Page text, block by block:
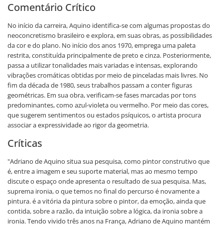
Comentário Crítico
No início da carreira, Aquino identifica-se com algumas propostas do
neoconcretismo brasileiro e explora, em suas obras, as possibilidades
da cor e do plano. No início dos anos 1970, emprega uma paleta
restrita, constituída principalmente de preto e cinza. Posteriormente,
passa a utilizar tonalidades mais variadas e intensas, explorando
vibrações cromáticas obtidas por meio de pinceladas mais livres. No
fim da década de 1980, seus trabalhos passam a conter figuras
geométricas. Em sua obra, verificam-se fases marcadas por tons
predominantes, como azul-violeta ou vermelho. Por meio das cores,
que sugerem sentimentos ou estados psíquicos, o artista procura
associar a expressividade ao rigor da geometria.
Críticas
"Adriano de Aquino situa sua pesquisa, como pintor construtivo que
é, entre a imagem e seu suporte material, mas ao mesmo tempo
discute o espaço onde apresenta o resultado de sua pesquisa. Mas,
suprema ironia, o que temos no final do percurso é novamente a
pintura. é a vitória da pintura sobre o pintor, da emoção, ainda que
contida, sobre a razão, da intuição sobre a lógica, da ironia sobre a
ironia. Tendo vivido três anos na França, Adriano de Aquino mantém